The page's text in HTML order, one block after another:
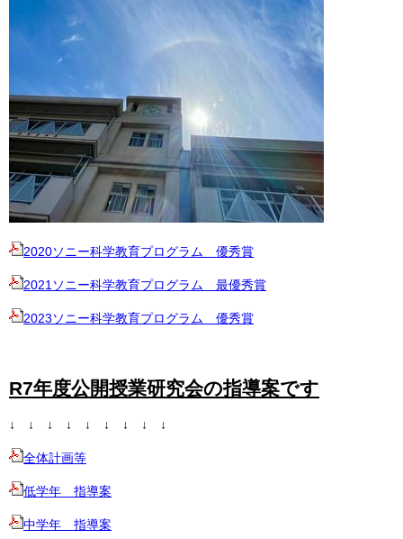
2020ソニー科学教育プログラム 優秀賞
2021ソニー科学教育プログラム 最優秀賞
2023ソニー科学教育プログラム 優秀賞
R7年度公開授業研究会の指導案です
↓ ↓ ↓ ↓ ↓ ↓ ↓ ↓ ↓
全体計画等
低学年 指導案
中学年 指導案